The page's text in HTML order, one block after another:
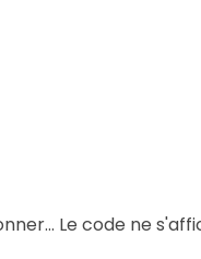
Le code ne